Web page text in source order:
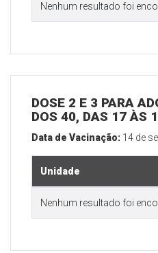
Nenhum resultado foi
DOSE 2 E 3 PARA
DOS 40, DAS 17 ÀS
Data de Vacinação: 14 de
Unidade
Nenhum resultado foi